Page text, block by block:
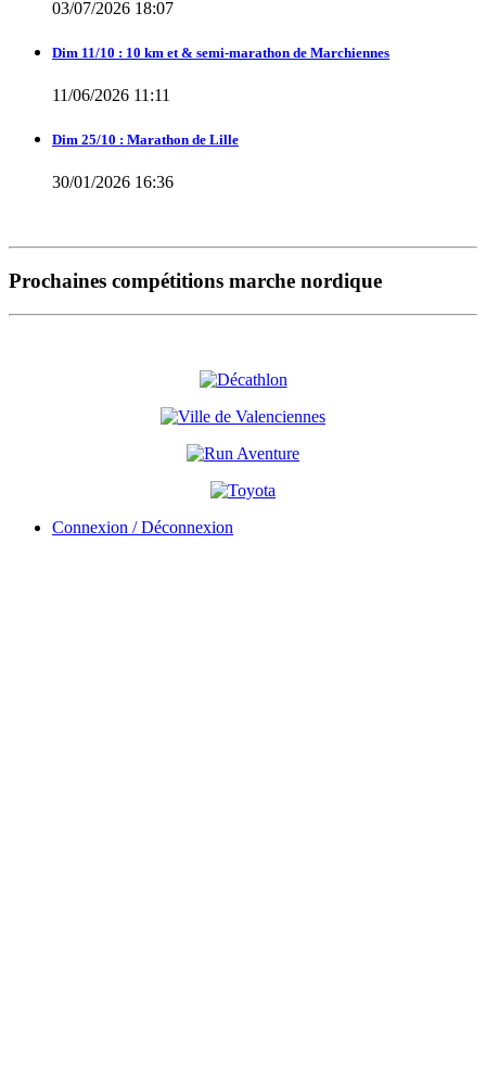
03/07/2026 18:07
Dim 11/10 : 10 km et & semi-marathon de Marchiennes
11/06/2026 11:11
Dim 25/10 : Marathon de Lille
30/01/2026 16:36
Prochaines compétitions marche nordique
Connexion / Déconnexion